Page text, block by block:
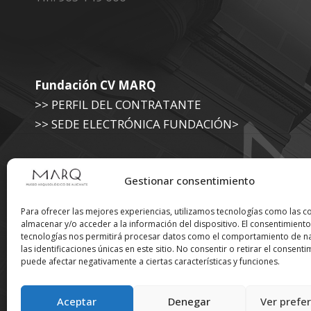
Gestionar consentimiento
Para ofrecer las mejores experiencias, utilizamos tecnologías como las
almacenar y/o acceder a la información del dispositivo. El
tecnologías nos permitirá procesar datos como el comportamiento de
las identificaciones únicas en este sitio. No consentir o retirar el
puede afectar negativamente a ciertas características y funciones.
Aceptar Denegar Ver
Fundación CV MARQ
>> PERFIL DEL CONTRATANTE
>> SEDE ELECTRÓNICA FUNDACIÓN>
>> SEDE ELECTRÓNICA DIPUTACIÓN
Suscríbete a nuestra
Newsletter